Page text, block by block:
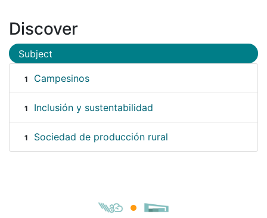
Discover
Subject
1 Campesinos
1 Inclusión y sustentabilidad
1 Sociedad de producción rural